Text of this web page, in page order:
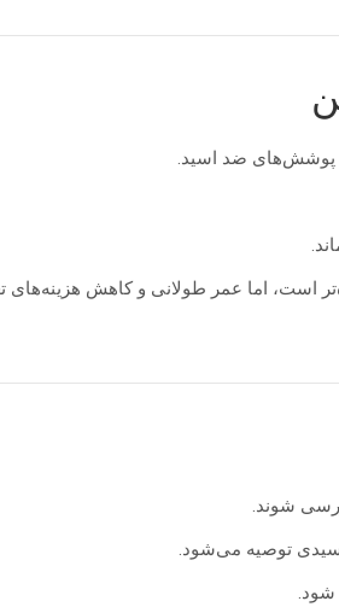
یا پوشش‌های ضد اسید.
است، اما عمر طولانی و کاهش
شوند.
توصیه می‌شود.
شود.